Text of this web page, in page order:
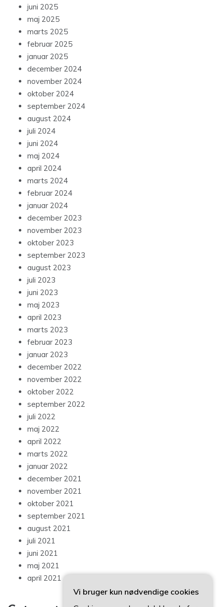
juni 2025
maj 2025
marts 2025
februar 2025
januar 2025
december 2024
november 2024
oktober 2024
september 2024
august 2024
juli 2024
juni 2024
maj 2024
april 2024
marts 2024
februar 2024
januar 2024
december 2023
november 2023
oktober 2023
september 2023
august 2023
juli 2023
juni 2023
maj 2023
april 2023
marts 2023
februar 2023
januar 2023
december 2022
november 2022
oktober 2022
september 2022
juli 2022
maj 2022
april 2022
marts 2022
januar 2022
december 2021
november 2021
oktober 2021
september 2021
august 2021
juli 2021
juni 2021
maj 2021
april 2021
Vi bruger kun nødvendige cookies